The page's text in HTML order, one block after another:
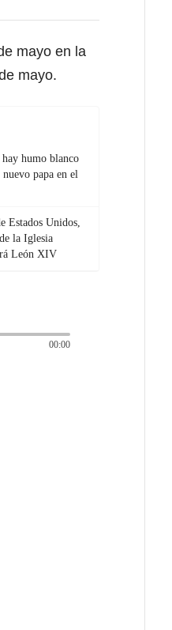
mayo en la
mayo.
hay humo blanco
papa en el
Estados Unidos,
la Iglesia
León XIV
00:00